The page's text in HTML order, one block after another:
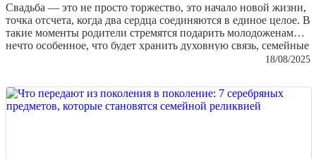
Свадьба — это не просто торжество, это начало новой жизни,
точка отсчета, когда два сердца соединяются в единое целое. В
такие моменты родители стремятся подарить молодоженам
нечто особенное, что будет хранить духовную связь, семейные
традиции и благословение. Среди множества подарков
металл в настоящее произведение искусства.
18/08/2025